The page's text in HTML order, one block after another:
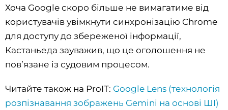
Хоча Google скоро більше не вимагатиме від
користувачів увімкнути синхронізацію Chrome
для доступу до збереженої інформації,
Кастаньеда зауважив, що це оголошення не
пов’язане із судовим процесом.
Читайте також на ProIT: Google Lens (технологія
розпізнавання зображень Gemini на основі ШІ)